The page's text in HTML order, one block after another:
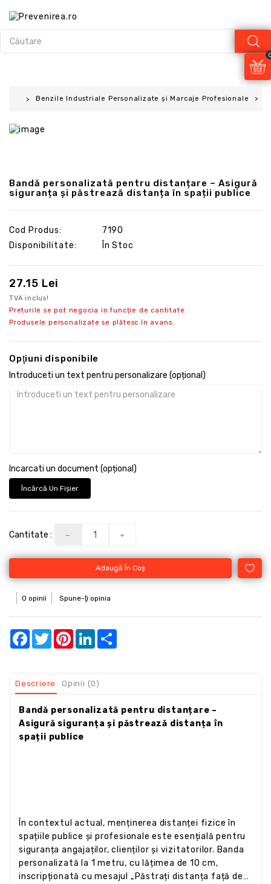
Benzile Industriale Personalizate și Marcaje Profesionale
Bandă personalizată pentru distanțare – Asigură
siguranța și păstrează distanța în spații publice
Cod Produs:
7190
Disponibilitate:
În Stoc
27.15 Lei
TVA inclus!
Preturile se pot negocia in funcție de cantitate.
Produsele personalizate se plătesc în avans.
Opţiuni disponibile
Introduceti un text pentru personalizare (opțional)
Incarcati un document (opțional)
Încărcă Un Fişier
Cantitate :
Adaugă În Coş
0 opinii Spune-ţi opinia
Facebook
TwitterPinterestLinkedIn
Descriere Opinii (0)
Bandă personalizată pentru distanțare –
Asigură siguranța și păstrează distanța în
spații publice
În contextul actual, menținerea distanței fizice în
spațiile publice și profesionale este esențială pentru
siguranța angajaților, clienților și vizitatorilor. Banda
personalizată la 1 metru, cu lățimea de 10 cm,
inscripționată cu mesajul „Păstrați distanța față de